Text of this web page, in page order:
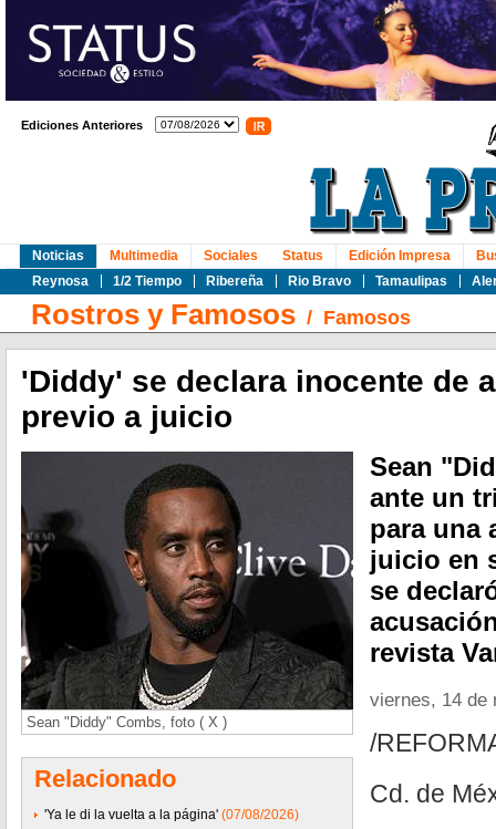
Ediciones Anteriores
Noticias
Reynosa
1/2 Tiempo Ribereña Rio Bravo Tamaulipas
Multimedia Sociales Status Edición Impresa
Rostros y Famosos / Famosos
'Diddy' se declara inocente de
previo a juicio
Sean "Diddy" Combs, foto ( X )
Relacionado
'Ya le di la vuelta a la página' (07/08/2026)
Sean
ante un
para una
juicio en
se
revista
viernes, 14 de
/
Cd. de